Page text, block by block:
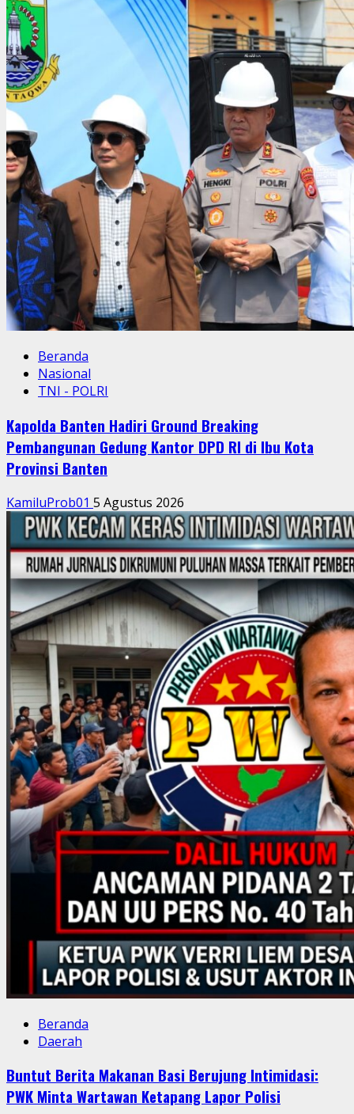
Beranda
Nasional
TNI - POLRI
Kapolda Banten Hadiri Ground Breaking
Pembangunan Gedung Kantor DPD RI di Ibu Kota
Provinsi Banten
KamiluProb01 5 Agustus 2026
Beranda
Daerah
Buntut Berita Makanan Basi Berujung Intimidasi:
PWK Minta Wartawan Ketapang Lapor Polisi